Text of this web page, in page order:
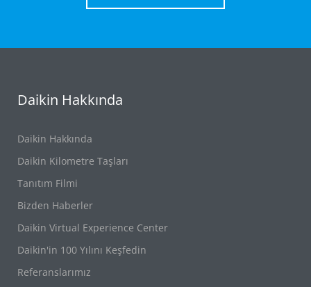
Daikin Hakkında
Daikin Hakkında
Daikin Kilometre Taşları
Tanıtım Filmi
Bizden Haberler
Daikin Virtual Experience Center
Daikin'in 100 Yılını Keşfedin
Referanslarımız